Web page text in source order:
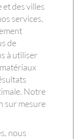
des villes
services,
de
à utiliser
Notre
sur mesure
nous